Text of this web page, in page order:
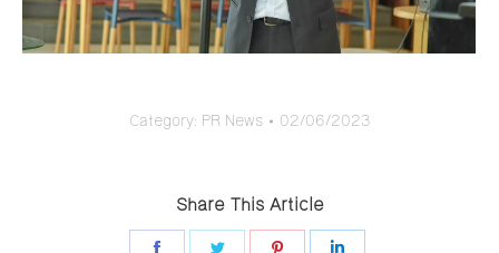
Category: PR News 02/06/2023
Share This Article
Share
Share
Share